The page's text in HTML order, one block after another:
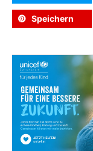
Speichern